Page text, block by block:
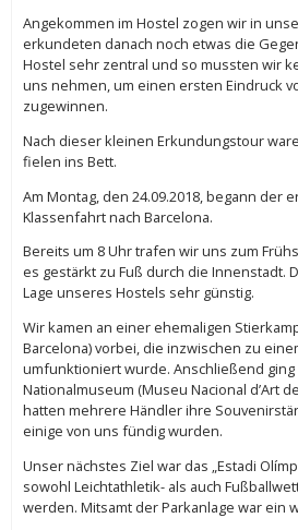
Angekommen im Hostel zogen wir in
erkundeten danach noch etwas die
Hostel sehr zentral und so mussten wir
uns nehmen, um einen ersten Eindruck
zugewinnen.
Nach dieser kleinen Erkundungstour
fielen ins Bett.
Am Montag, den 24.09.2018, begann der
Klassenfahrt nach Barcelona.
Bereits um 8 Uhr trafen wir uns zum
es gestärkt zu Fuß durch die Innenstadt.
Lage unseres Hostels sehr günstig.
Wir kamen an einer ehemaligen
Barcelona) vorbei, die inzwischen zu
umfunktioniert wurde. Anschließend
Nationalmuseum (Museu Nacional d’Art
hatten mehrere Händler ihre
einige von uns fündig wurden.
Unser nächstes Ziel war das „Estadi
sowohl Leichtathletik- als auch
werden. Mitsamt der Parkanlage war ein